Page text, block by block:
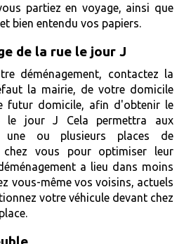
partiez en voyage, ainsi que
bien entendu vos papiers.
de la rue le jour J
déménagement, contactez la
la mairie, de votre domicile
futur domicile, afin d'obtenir le
le jour J Cela permettra aux
une ou plusieurs places de
chez vous pour optimiser leur
a lieu dans moins
vous-même vos voisins, actuels
votre véhicule devant chez